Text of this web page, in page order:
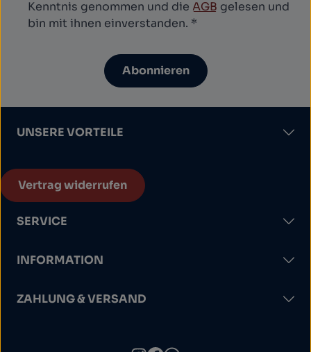
Kenntnis genommen und die AGB gelesen und
bin mit ihnen einverstanden. *
Abonnieren
UNSERE VORTEILE
Vertrag widerrufen
SERVICE
INFORMATION
ZAHLUNG & VERSAND